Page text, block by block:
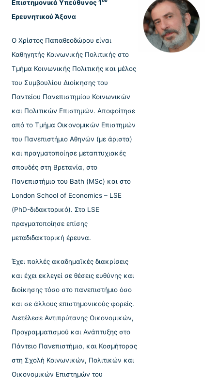
Επιστημονικά Υπεύθυνος 1
Ερευνητικού Άξονα
Ο Χρίστος Παπαθεοδώρου είναι
Καθηγητής Κοινωνικής Πολιτικής στο
Τμήμα Κοινωνικής Πολιτικής και μέλος
του Συμβουλίου Διοίκησης του
Παντείου Πανεπιστημίου Κοινωνικών
και Πολιτικών Επιστημών. Αποφοίτησε
από το Τμήμα Οικονομικών Επιστημών
του Πανεπιστήμιο Αθηνών (με άριστα)
και πραγματοποίησε μεταπτυχιακές
σπουδές στη Βρετανία, στο
Πανεπιστήμιο του Bath (MSc) και στο
London School of Economics – LSE
(PhD-διδακτορικό). Στο LSE
πραγματοποίησε επίσης
μεταδιδακτορική έρευνα.
Έχει πολλές ακαδημαϊκές διακρίσεις
και έχει εκλεγεί σε θέσεις ευθύνης και
διοίκησης τόσο στο πανεπιστήμιο όσο
και σε άλλους επιστημονικούς φορείς.
Διετέλεσε Αντιπρύτανης Οικονομικών,
Προγραμματισμού και Ανάπτυξης στο
Πάντειο Πανεπιστήμιο, και Κοσμήτορας
στη Σχολή Κοινωνικών, Πολιτικών και
Οικονομικών Επιστημών του